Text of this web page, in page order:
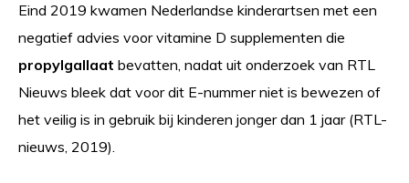
Eind 2019 kwamen Nederlandse kinderartsen met een
negatief advies voor vitamine D supplementen die
propylgallaat bevatten, nadat uit onderzoek van RTL
Nieuws bleek dat voor dit E-nummer niet is bewezen of
het veilig is in gebruik bij kinderen jonger dan 1 jaar (RTL-
nieuws, 2019).